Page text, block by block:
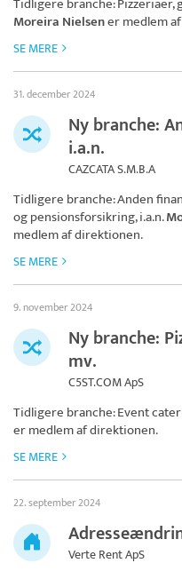
Moreira Nielsener medlem
SE MERE
31. december 2024
Ny branche:
i.a.n.
CAZCATA S.M.B.A
Tidligere branche: Anden
og pensionsforsikring, i.a.n.
medlem af direktionen.
SE MERE
9. november 2024
Ny branche:
mv.
C5ST.COM ApS
Tidligere branche: Event
er medlem af direktionen.
SE MERE
22. september 2024
Verte Rent ApS